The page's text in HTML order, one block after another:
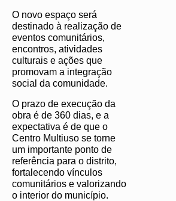
O novo espaço será
destinado à realização de
eventos comunitários,
encontros, atividades
culturais e ações que
promovam a integração
social da comunidade.
O prazo de execução da
obra é de 360 dias, e a
expectativa é de que o
Centro Multiuso se torne
um importante ponto de
referência para o distrito,
fortalecendo vínculos
comunitários e valorizando
o interior do município.